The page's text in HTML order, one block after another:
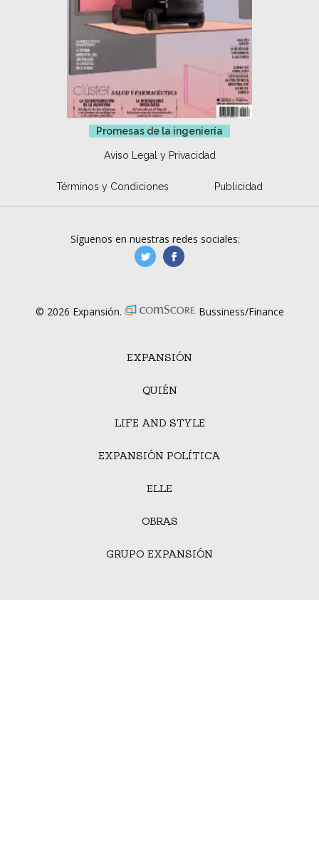
Promesas de la ingeniería
Aviso Legal y Privacidad
Términos y Condiciones Publicidad
EXPANSIÓN
QUIÉN
LIFE AND STYLE
EXPANSIÓN POLÍTICA
ELLE
OBRAS
GRUPO EXPANSIÓN
Síguenos en nuestras redes sociales:
manufacturaGE
© 2026 Expansión. Bussiness/Finance